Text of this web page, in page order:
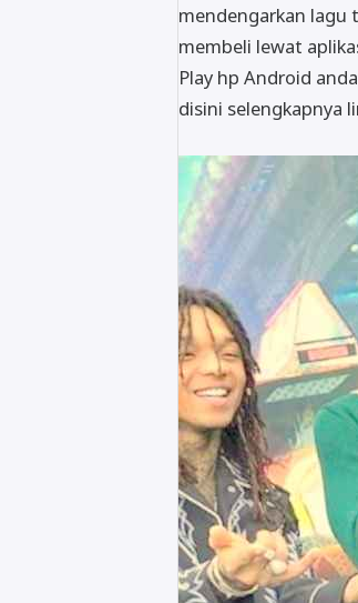
mendengarkan lagu
membeli lewat
Play hp Android
disini selengkapnya